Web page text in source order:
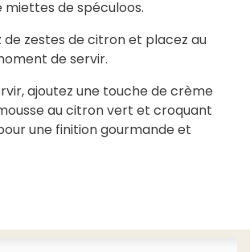
miettes de spéculoos.
de zestes de citron et placez au
de servir.
ajoutez une touche de crème
au citron vert et croquant
une finition gourmande et